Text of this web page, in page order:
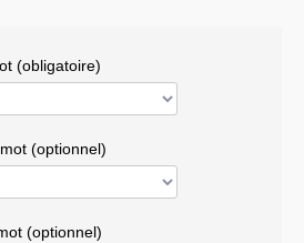
& mondialisation
(obligatoire)
(optionnel)
(optionnel)